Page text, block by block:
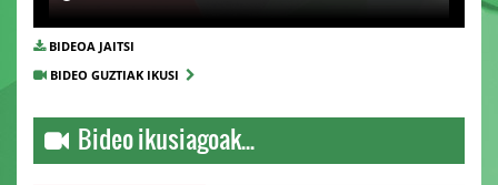
BIDEOA JAITSI
BIDEO GUZTIAK IKUSI
Bideo ikusiagoak...